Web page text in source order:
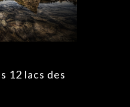
12 lacs des